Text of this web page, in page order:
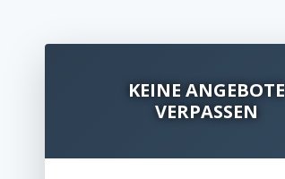
KEINE ANGEBOTE
VERPASSEN